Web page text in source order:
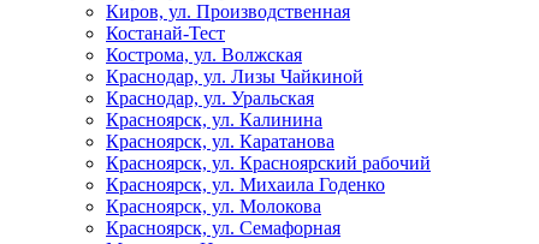
Киров, ул. Производственная
Костанай-Тест
Кострома, ул. Волжская
Краснодар, ул. Лизы Чайкиной
Краснодар, ул. Уральская
Красноярск, ул. Калинина
Красноярск, ул. Каратанова
Красноярск, ул. Красноярский рабочий
Красноярск, ул. Михаила Годенко
Красноярск, ул. Молокова
Красноярск, ул. Семафорная